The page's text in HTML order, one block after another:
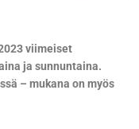
viimeiset
ja sunnuntaina.
– mukana on myös